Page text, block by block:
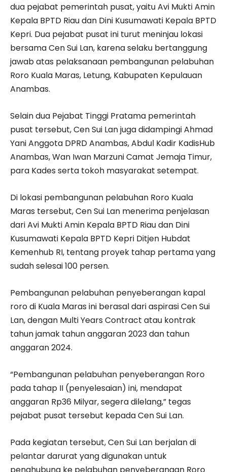
dua pejabat pemerintah pusat, yaitu Avi Mukti Amin
Kepala BPTD Riau dan Dini Kusumawati Kepala BPTD
Kepri. Dua pejabat pusat ini turut meninjau lokasi
bersama Cen Sui Lan, karena selaku bertanggung
jawab atas pelaksanaan pembangunan pelabuhan
Roro Kuala Maras, Letung, Kabupaten Kepulauan
Anambas.
Selain dua Pejabat Tinggi Pratama pemerintah
pusat tersebut, Cen Sui Lan juga didampingi Ahmad
Yani Anggota DPRD Anambas, Abdul Kadir KadisHub
Anambas, Wan Iwan Marzuni Camat Jemaja Timur,
para Kades serta tokoh masyarakat setempat.
Di lokasi pembangunan pelabuhan Roro Kuala
Maras tersebut, Cen Sui Lan menerima penjelasan
dari Avi Mukti Amin Kepala BPTD Riau dan Dini
Kusumawati Kepala BPTD Kepri Ditjen Hubdat
Kemenhub RI, tentang proyek tahap pertama yang
sudah selesai 100 persen.
Pembangunan pelabuhan penyeberangan kapal
roro di Kuala Maras ini berasal dari aspirasi Cen Sui
Lan, dengan Multi Years Contract atau kontrak
tahun jamak tahun anggaran 2023 dan tahun
anggaran 2024.
“Pembangunan pelabuhan penyeberangan Roro
pada tahap II (penyelesaian) ini, mendapat
anggaran Rp36 Milyar, segera dilelang,” tegas
pejabat pusat tersebut kepada Cen Sui Lan.
Pada kegiatan tersebut, Cen Sui Lan berjalan di
pelantar darurat yang digunakan untuk
penghubung ke pelabuhan penyeberangan Roro